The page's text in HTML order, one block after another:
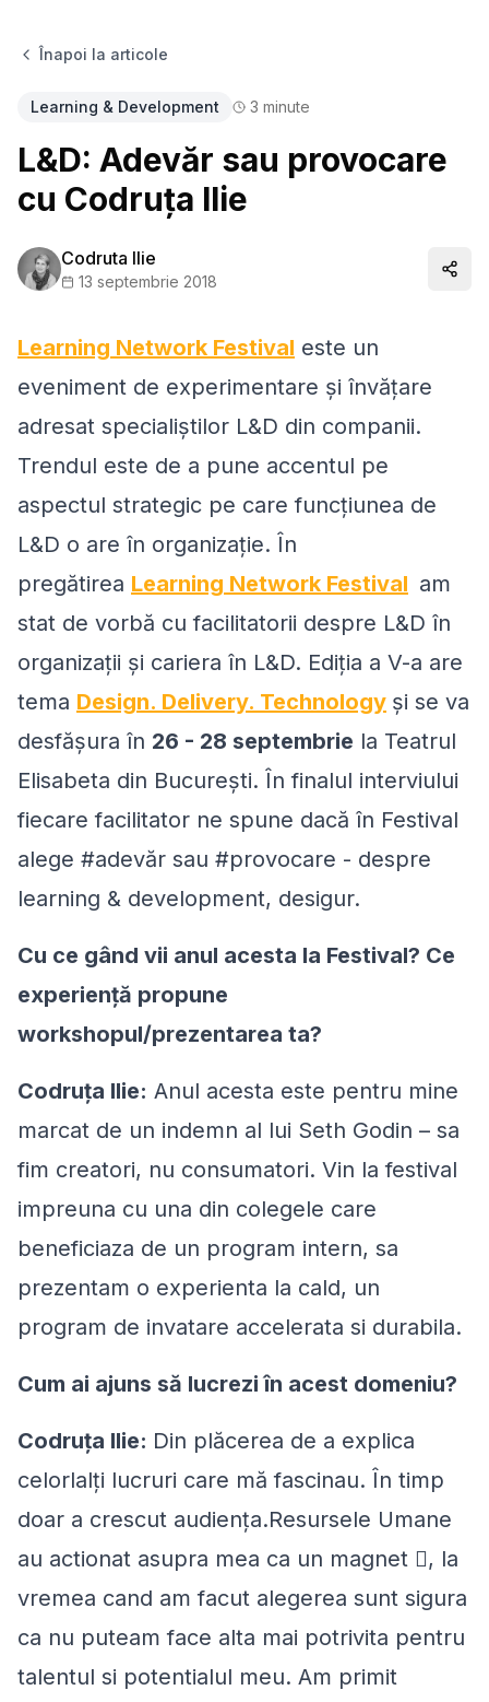
Înapoi la articole
Learning & Development 3 minute
L&D: Adevăr sau provocare
cu Codruța Ilie
Codruta Ilie
13 septembrie 2018
Learning Network Festival este un
eveniment de experimentare și învățare
adresat specialiștilor L&D din companii.
Trendul este de a pune accentul pe
aspectul strategic pe care funcțiunea de
L&D o are în organizație. În
pregătirea Learning Network Festival am
stat de vorbă cu facilitatorii despre L&D în
organizații și cariera în L&D. Ediția a V-a are
tema Design. Delivery. Technology și se va
desfășura în 26 - 28 septembrie la Teatrul
Elisabeta din București. În finalul interviului
fiecare facilitator ne spune dacă în Festival
alege #adevăr sau #provocare - despre
learning & development, desigur.
Cu ce gând vii anul acesta la Festival? Ce
experiență propune
workshopul/prezentarea ta?
Codruța Ilie: Anul acesta este pentru mine
marcat de un indemn al lui Seth Godin – sa
fim creatori, nu consumatori. Vin la festival
impreuna cu una din colegele care
beneficiaza de un program intern, sa
prezentam o experienta la cald, un
program de invatare accelerata si durabila.
Cum ai ajuns să lucrezi în acest domeniu?
Codruța Ilie: Din plăcerea de a explica
celorlalți lucruri care mă fascinau. În timp
doar a crescut audiența.Resursele Umane
au actionat asupra mea ca un magnet , la
vremea cand am facut alegerea sunt sigura
ca nu puteam face alta mai potrivita pentru
talentul si potentialul meu. Am primit